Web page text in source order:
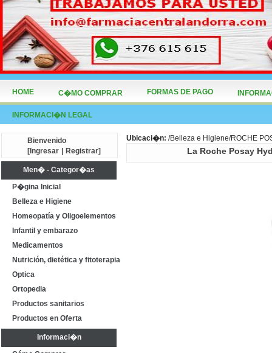
HOME C�MO COMPRAR FORMAS DE PAGO
INFORMACI�N LEGAL
Bienvenido
[ Ingresar Registrar]
Men� - Categor�as
P�gina Inicial
Belleza e Higiene
Homeopatía y Oligoelementos
Infantil y embarazo
Medicamentos
Nutrición, dietética y fitoterapia
Optica
Ortopedia
Productos sanitarios
Productos en Oferta
Informaci�n
Ubicaci�n: /Belleza e Higiene/ROCHE
La Roche Posay